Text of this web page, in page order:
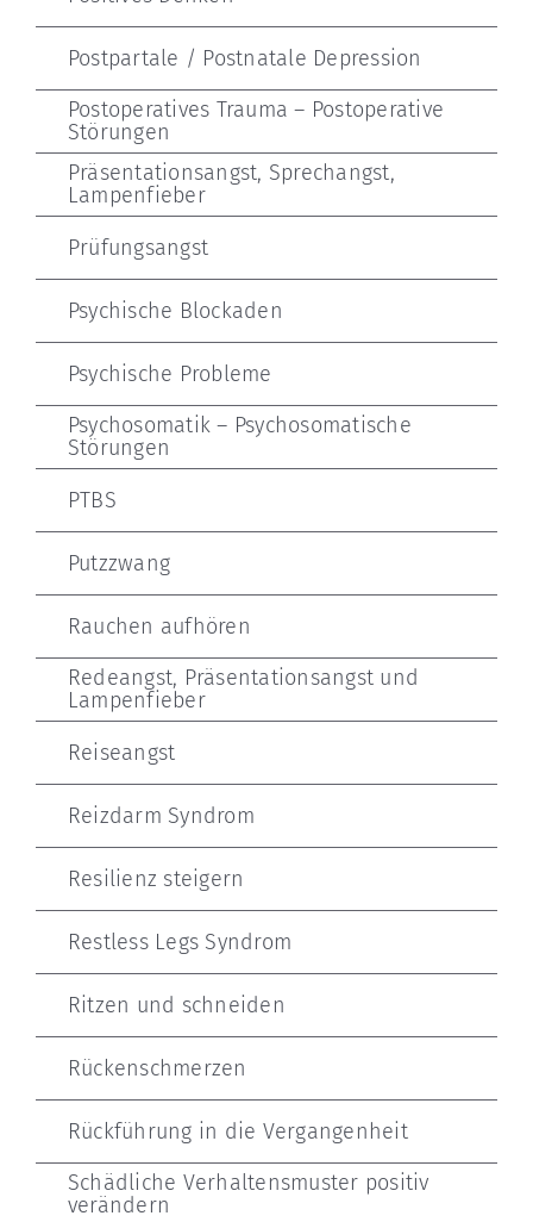
Postpartale / Postnatale Depression
Postoperatives Trauma – Postoperative
Störungen
Präsentationsangst, Sprechangst,
Lampenfieber
Prüfungsangst
Psychische Blockaden
Psychische Probleme
Psychosomatik – Psychosomatische
Störungen
PTBS
Putzzwang
Rauchen aufhören
Redeangst, Präsentationsangst und
Lampenfieber
Reiseangst
Reizdarm Syndrom
Resilienz steigern
Restless Legs Syndrom
Ritzen und schneiden
Rückenschmerzen
Rückführung in die Vergangenheit
Schädliche Verhaltensmuster positiv
verändern